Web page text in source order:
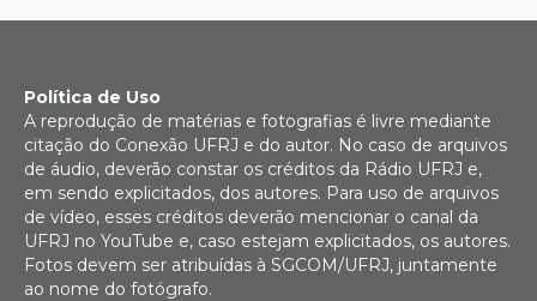
Política de Uso
A reprodução de matérias e fotografias é livre mediante
citação do Conexão UFRJ e do autor. No caso de arquivos
de áudio, deverão constar os créditos da Rádio UFRJ e,
em sendo explicitados, dos autores. Para uso de arquivos
de vídeo, esses créditos deverão mencionar o canal da
UFRJ no YouTube e, caso estejam explicitados, os autores.
Fotos devem ser atribuídas à SGCOM/UFRJ, juntamente
ao nome do fotógrafo.